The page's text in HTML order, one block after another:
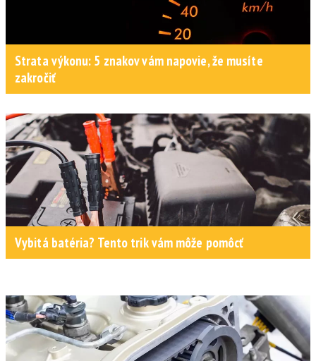
Strata výkonu: 5 znakov vám napovie, že musíte
zakročiť
Vybitá batéria? Tento trik vám môže pomôcť